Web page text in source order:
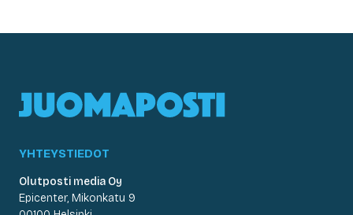
YHTEYSTIEDOT
Olutposti media Oy
Epicenter, Mikonkatu 9